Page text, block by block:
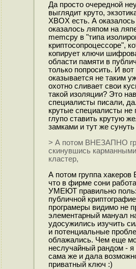
Да просто очередной
выглядит круто,
XBOX есть. А
оказалось ляпом на
memcpy в "типа
криптосопроцессоре",
копирует ключи
области памяти в
только попросить. И
оказывается не таким
охотно сливает свои
такой изоляции? Это
специалисты писали,
крутые специалисты не
глупо ставить крутую
замками и тут же
> А потом ВНЕЗАПНО
скинувшись
кластер,
А потом группа
что в фирме сони
УМЕЮТ правильно
публичной
програмеры видимо не
элементарный мануал
удосужились изучить
и потенциальные
облажались. Чем еще
неслучайный рандом -
сама же и дала
приватный ключ :)